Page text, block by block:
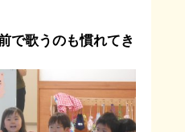
で歌うのも慣れてき